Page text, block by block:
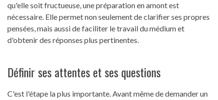
qu'elle soit fructueuse, une préparation en amont est
nécessaire. Elle permet non seulement de clarifier ses propres
pensées, mais aussi de faciliter le travail du médium et
d'obtenir des réponses plus pertinentes.
Définir ses attentes et ses questions
C'est l'étape la plus importante. Avant même de demander un